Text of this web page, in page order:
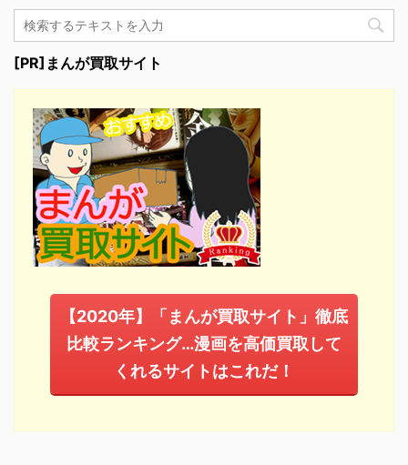
[PR]まんが買取サイト
【2020年】「まんが買取サイト」徹底
比較ランキング…漫画を高価買取して
くれるサイトはこれだ！